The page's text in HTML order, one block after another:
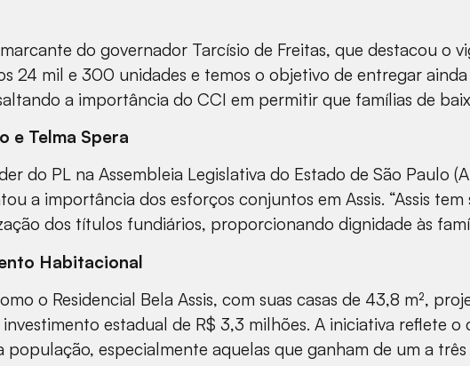
do governador Tarcísio de Freitas, que destacou o
24 mil e 300 unidades e temos o objetivo de entregar
a importância do CCI em permitir que famílias de
e Telma Spera
do PL na Assembleia Legislativa do Estado de São Paulo
a importância dos esforços conjuntos em Assis. “Assis
dos títulos fundiários, proporcionando dignidade às
Habitacional
o Residencial Bela Assis, com suas casas de 43,8 m²,
estadual de R$ 3,3 milhões. A iniciativa reflete
especialmente aquelas que ganham de um a três